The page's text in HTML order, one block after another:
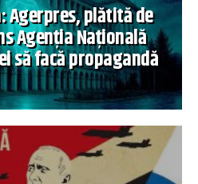
Agerpres, plătită de
Agenția Națională
să facă propagandă